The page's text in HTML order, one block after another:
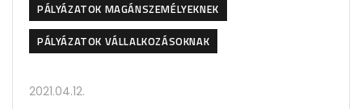
PÁLYÁZATOK MAGÁNSZEMÉLYEKNEK
PÁLYÁZATOK VÁLLALKOZÁSOKNAK
2021.04.12.